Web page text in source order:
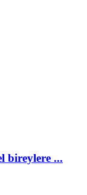
bireylere ...